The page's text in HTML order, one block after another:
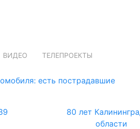
ВИДЕО ТЕЛЕПРОЕКТЫ
есть пострадавшие
80 лет
области